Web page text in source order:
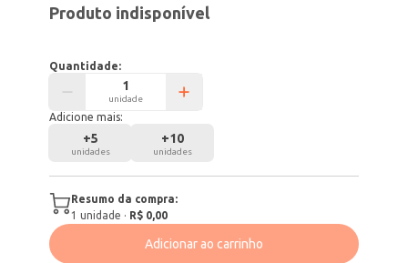
Produto indisponível
Quantidade:
unidade
Adicione mais:
+5
unidades
+10
unidades
Resumo da compra:
1 unidade · R$ 0,00
Adicionar ao carrinho